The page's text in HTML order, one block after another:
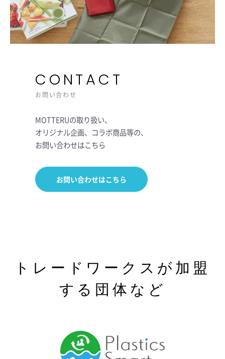
CONTACT
お問い合わせ
MOTTERUの取り扱い、
オリジナル企画、コラボ商品等の、
お問い合わせはこちら
お問い合わせはこちら
トレードワークスが加盟
する団体など